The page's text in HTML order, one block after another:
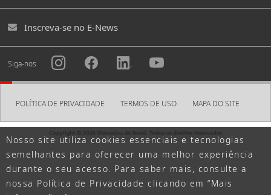
Criar a minha conta
Ao criar uma conta, defina uma senha para acessar a
MYPAGE.
Deve conter pelo menos uma letra e um número cada, e
ter no mínimo oito letras.
CONCORDO COM O SHIMADZU IDTERMOS DE
USOLeia os Termos de Uso do SHIMADZU ID
Nosso site utiliza cookies essenciais e tecnologias
semelhantes para oferecer uma melhor experiência
durante o seu acesso. Para saber mais, consulte a
nossa Política de Privacidade clicando em “Mais
Inscreva-se no E-News
Siga-nos
POLÍTICA DE PRIVACIDADE TERMOS DE USO MAPA DO SITE